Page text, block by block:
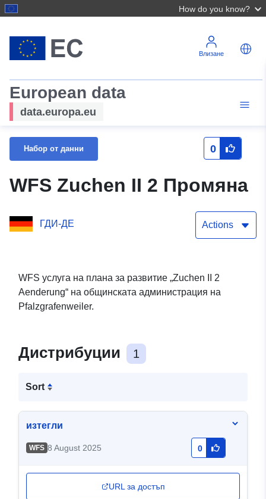
How do you know?
Влизане
European data
data.europa.eu
Набор от данни 0
WFS Zuchen II 2 Промяна
ГДИ-ДЕ Actions
WFS услуга на плана за развитие „Zuchen II 2
Aenderung“ на общинската администрация на
Pfalzgrafenweiler.
Дистрибуции 1
Sort
изтегли
WFS 8 August 2025 0
URL за достъп